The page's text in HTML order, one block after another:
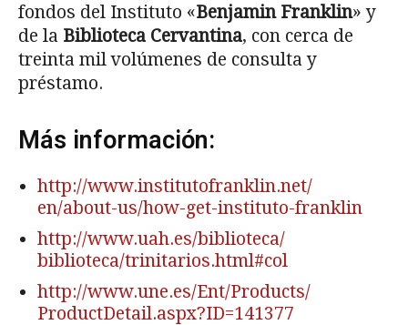
fondos del Instituto «Benjamin Franklin» y
de la Biblioteca Cervantina, con cerca de
treinta mil volúmenes de consulta y
préstamo.
Más información:
http://www.institutofranklin.net/
en/about-us/how-get-instituto-franklin
http://www.uah.es/biblioteca/
biblioteca/trinitarios.html#col
http://www.une.es/Ent/Products/
ProductDetail.aspx?ID=141377